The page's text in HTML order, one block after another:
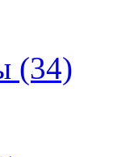
(34)